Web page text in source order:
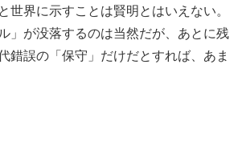
世界に示すことは賢明とはいえない。
」が没落するのは当然だが、あとに残
錯誤の「保守」だけだとすれば、あま